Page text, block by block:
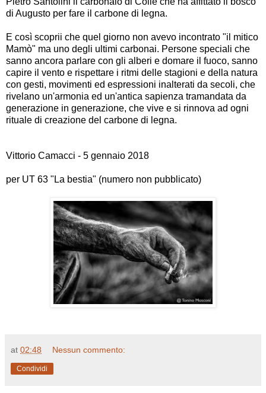
di Augusto per fare il carbone di legna.
E così scoprii che quel giorno non avevo incontrato "il mitico
Mamò" ma uno degli ultimi carbonai. Persone speciali che
sanno ancora parlare con gli alberi e domare il fuoco, sanno
capire il vento e rispettare i ritmi delle stagioni e della natura
con gesti, movimenti ed espressioni inalterati da secoli, che
rivelano un'armonia ed un'antica sapienza tramandata da
generazione in generazione, che vive e si rinnova ad ogni
rituale di creazione del carbone di legna.
Vittorio Camacci - 5 gennaio 2018
per UT 63 "La bestia" (numero non pubblicato)
at 02:48 Nessun commento:
Condividi